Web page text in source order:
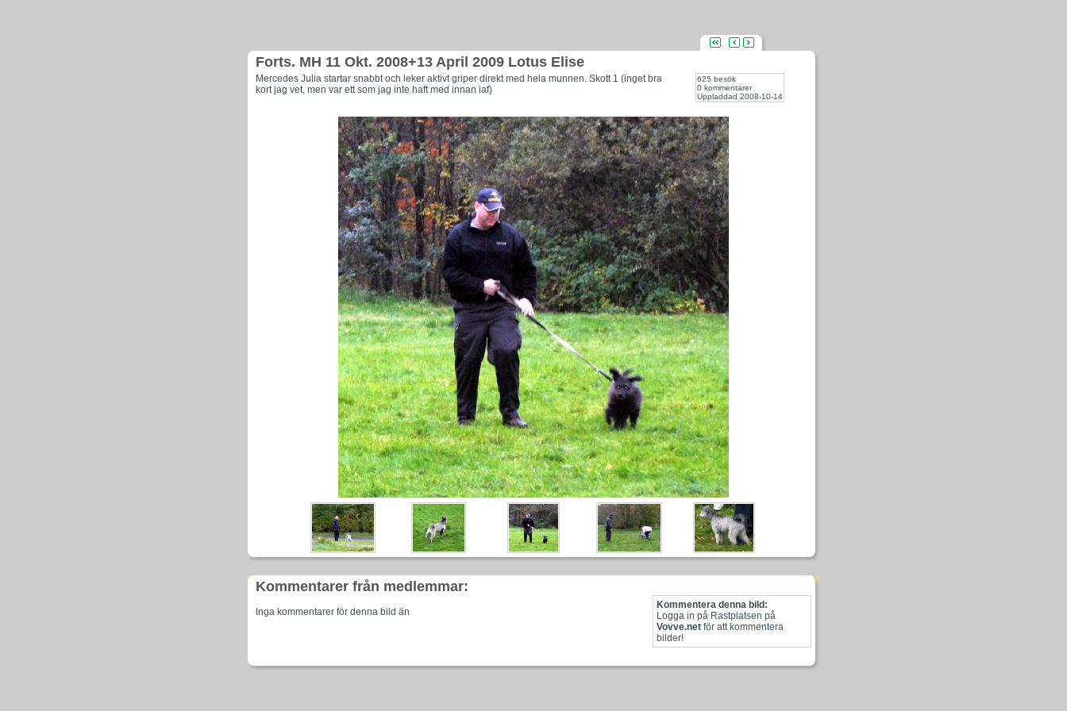
Forts. MH 11 Okt. 2008+13 April 2009 Lotus Elise
Mercedes Julia startar snabbt och leker aktivt griper direkt med hela munnen. Skott 1 (inget bra
kort jag vet, men var ett som jag inte haft med innan iaf)
625 besök
0 kommentarer
Uppladdad 2008-10-14
Kommentarer från medlemmar:
Inga kommentarer för denna bild än
Kommentera denna bild:
Logga in på Rastplatsen på
Vovve.net för att kommentera
bilder!